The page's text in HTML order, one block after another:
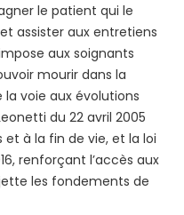
le patient qui le
assister aux entretiens
aux soignants
mourir dans la
voie aux évolutions
du 22 avril 2005
à la fin de vie, et la loi
renforçant l’accès aux
les fondements de